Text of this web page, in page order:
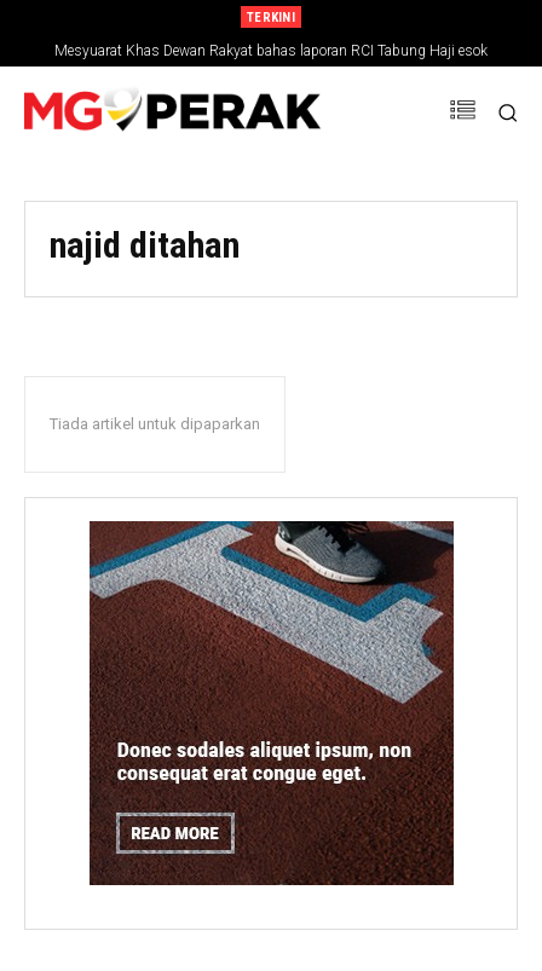
TERKINI
Mesyuarat Khas Dewan Rakyat bahas laporan RCI Tabung Haji esok
najid ditahan
Tiada artikel untuk dipaparkan